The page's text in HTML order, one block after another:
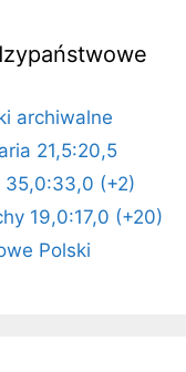
archiwalne
21,5:20,5
35,0:33,0 (+2)
19,0:17,0 (+20)
Polski